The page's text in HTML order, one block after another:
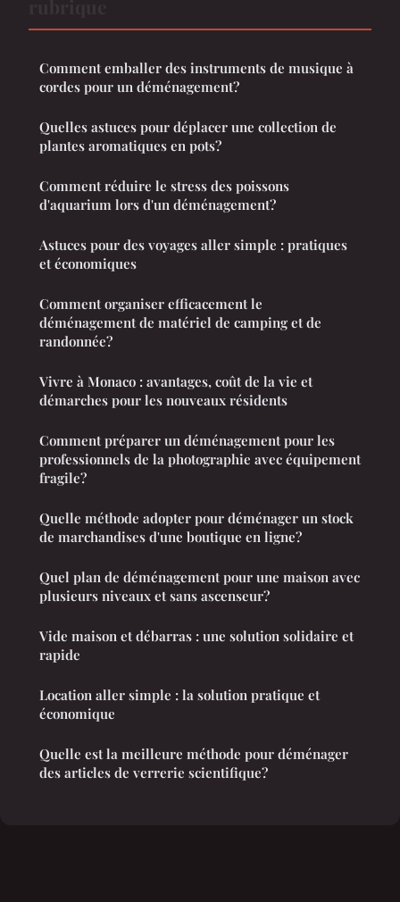
Comment emballer des instruments de musique à
cordes pour un déménagement?
Quelles astuces pour déplacer une collection de
plantes aromatiques en pots?
Comment réduire le stress des poissons
d'aquarium lors d'un déménagement?
Astuces pour des voyages aller simple : pratiques
et économiques
Comment organiser efficacement le
déménagement de matériel de camping et de
randonnée?
Vivre à Monaco : avantages, coût de la vie et
démarches pour les nouveaux résidents
Comment préparer un déménagement pour les
professionnels de la photographie avec équipement
fragile?
Quelle méthode adopter pour déménager un stock
de marchandises d'une boutique en ligne?
Quel plan de déménagement pour une maison avec
plusieurs niveaux et sans ascenseur?
Vide maison et débarras : une solution solidaire et
rapide
Location aller simple : la solution pratique et
économique
Quelle est la meilleure méthode pour déménager
des articles de verrerie scientifique?